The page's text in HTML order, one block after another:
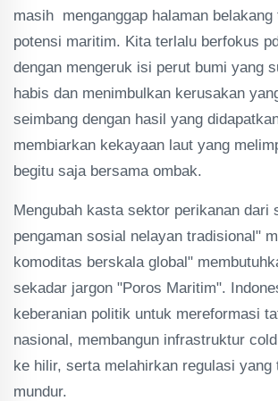
masih menganggap halaman belakang
potensi maritim. Kita terlalu berfokus
dengan mengeruk isi perut bumi yang
habis dan menimbulkan kerusakan
seimbang dengan hasil yang
membiarkan kekayaan laut yang
begitu saja bersama ombak.
Mengubah kasta sektor perikanan dari
pengaman sosial nelayan tradisional"
komoditas berskala global"
sekadar jargon "Poros Maritim".
keberanian politik untuk mereformasi
nasional, membangun infrastruktur
ke hilir, serta melahirkan regulasi yang
mundur.